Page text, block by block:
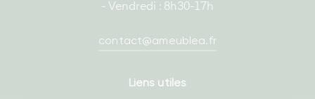
- Vendredi : 8h30-17h
contact@ameublea.fr
Liens utiles